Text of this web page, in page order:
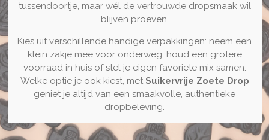
tussendoortje, maar wél de vertrouwde dropsmaak wil
blijven proeven.
Kies uit verschillende handige verpakkingen: neem een
klein zakje mee voor onderweg, houd een grotere
voorraad in huis of stel je eigen favoriete mix samen.
Welke optie je ook kiest, met Suikervrije Zoete Drop
geniet je altijd van een smaakvolle, authentieke
dropbeleving.